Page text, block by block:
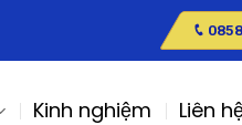
Kinh nghiệm Liên